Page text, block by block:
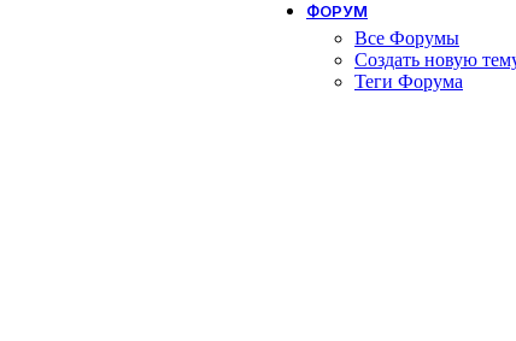
ФОРУМ
Все Форумы
Создать новую
Теги Форума